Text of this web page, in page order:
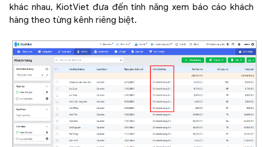
khác nhau, KiotViet đưa đến tính năng xem báo cáo khách
hàng theo từng kênh riêng biệt.